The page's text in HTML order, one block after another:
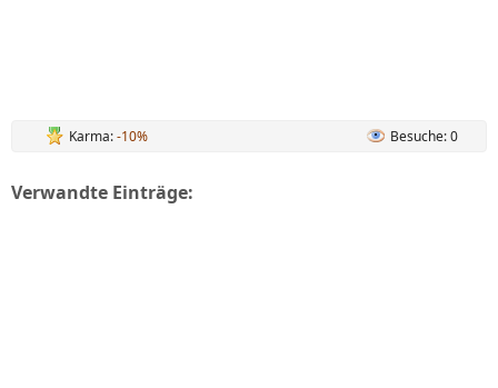
Karma:-10% Besuche: 0
Verwandte Einträge: